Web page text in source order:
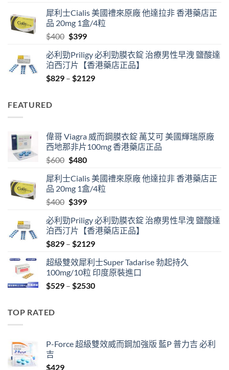
was:
$600.
is:
$480.
犀利士Cialis 美國禮來原廠 他達拉非 香港藥店正
品 20mg 1盒/4粒
$400 Original
was:
$400.
$399Current
is:
$399.
必利勁Priligy 必利勁膜衣錠 治療男性早洩 鹽酸達
泊西汀片【香港藥店正品】
$829 – $2129Price
FEATURED
偉哥 Viagra 威而鋼膜衣錠 萬艾可 美國輝瑞原廠
西地那非片100mg 香港藥店正品
$600 Original
was:
$600.
$480Current
is:
$480.
犀利士Cialis 美國禮來原廠 他達拉非 香港藥店正
品 20mg 1盒/4粒
$400 Original
was:
$400.
$399Current
is:
$399.
必利勁Priligy 必利勁膜衣錠 治療男性早洩 鹽酸達
泊西汀片【香港藥店正品】
$829 – $2129Price
$829
through
$2129
超級雙效犀利士Super Tadarise 勃起持久
100mg/10粒 印度原裝進口
$529 – $2530Price
TOP RATED
P-Force 超級雙效威而鋼加強版 藍P 普力吉 必利
吉
$429